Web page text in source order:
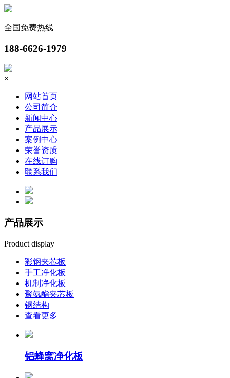
全国免费热线
188-6626-1979
×
网站首页
公司简介
新闻中心
产品展示
案例中心
荣誉资质
在线订购
联系我们
产品展示
Product display
彩钢夹芯板
手工净化板
机制净化板
聚氨酯夹芯板
钢结构
查看更多
铝蜂窝净化板